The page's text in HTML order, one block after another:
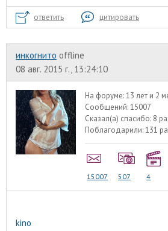
ответить цитировать
инкогнито offline
08 авг. 2015 г., 13:24:10
На форуме:13 лет и 2
Сообщений:15007
Сказал(а) спасибо: 8
Поблагодарили:131
15007 507 4
kino